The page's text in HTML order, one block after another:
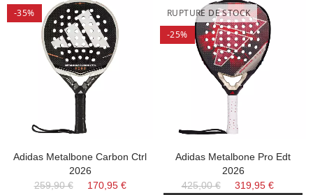
-35%
Adidas Metalbone Carbon Ctrl
2026
259,90 €
170,95 €
RUPTURE DE STOCK
-25%
Adidas Metalbone Pro Edt
2026
425,00 €
319,95 €